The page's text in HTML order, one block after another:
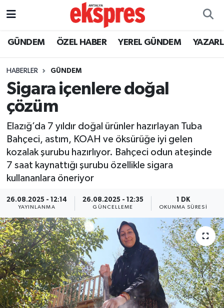
GÜNDEM ÖZEL HABER YEREL GÜNDEM
HABERLER GÜNDEM
Sigara içenlere doğal
çözüm
Elazığ’da 7 yıldır doğal ürünler hazırlayan Tuba
Bahçeci, astım, KOAH ve öksürüğe iyi gelen
kozalak şurubu hazırlıyor. Bahçeci odun ateşinde
7 saat kaynattığı şurubu özellikle sigara
kullananlara öneriyor
26.08.2025 - 12:14
YAYINLANMA
26.08.2025 - 12:35
GÜNCELLEME
1 DK
OKUNMA SÜRESI
ÖZEL HABER
YEREL GÜNDEM
EKONOMİ
KÜLTÜR - SANAT
SPOR
SAĞLIK
DÜNYA
EĞİTİM
TURİZM
Nöbetçi Eczaneler
Trafik Durumu
Süper Lig Puan Durumu ve Fikstür
Tüm Manşetler
Son Dakika Haberleri